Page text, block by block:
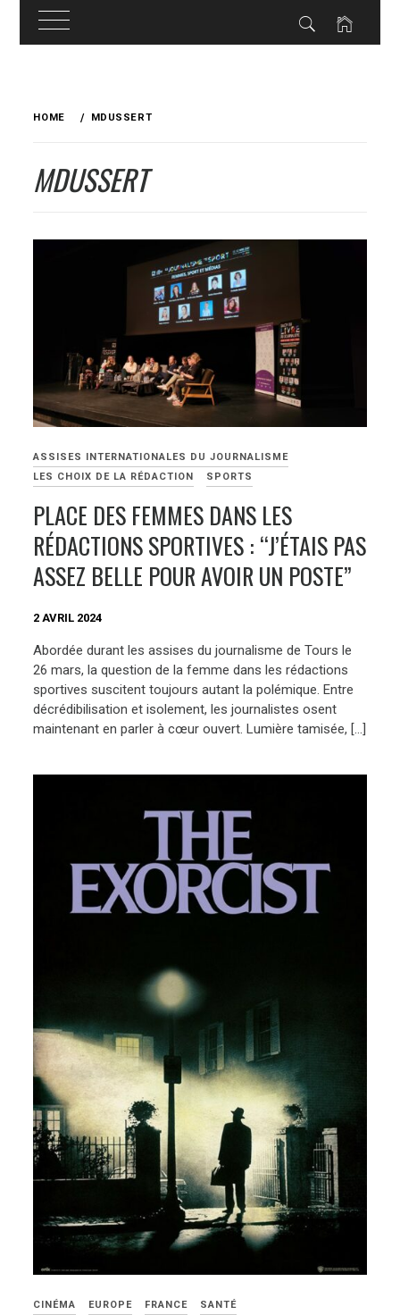
HOME MDUSSERT
MDUSSERT
ASSISES INTERNATIONALES DU JOURNALISME
LES CHOIX DE LA RÉDACTION
SPORTS
PLACE DES FEMMES DANS LES
RÉDACTIONS SPORTIVES : “J’ÉTAIS PAS
ASSEZ BELLE POUR AVOIR UN POSTE”
2 AVRIL 2024
Abordée durant les assises du journalisme de Tours le
26 mars, la question de la femme dans les rédactions
sportives suscitent toujours autant la polémique. Entre
décrédibilisation et isolement, les journalistes osent
maintenant en parler à cœur ouvert. Lumière tamisée, […]
CINÉMA EUROPE FRANCE SANTÉ